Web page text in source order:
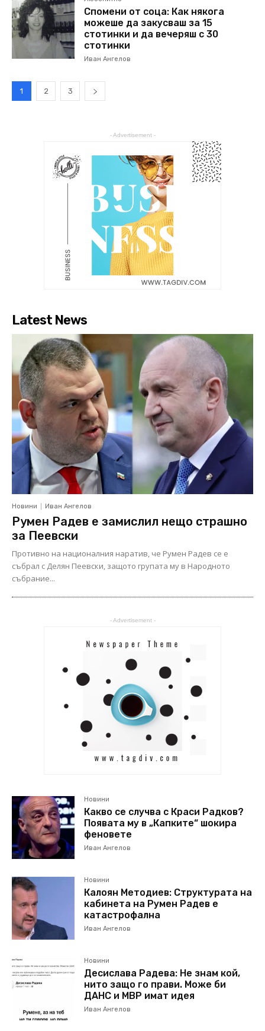
Спомени от соца: Как някога
можеше да закусваш за 15
стотинки и да вечеряш с 30
стотинки
Иван Ангелов
1 2 3
- Advertisement -
Latest News
Новини Иван Ангелов
Румен Радев е замислил нещо страшно
за Пеевски
Противно на националния наратив, че Румен Радев се е
събрал с Делян Пеевски, защото групата му в Народното
събрание...
- Advertisement -
Новини
Какво се случва с Краси Радков?
Появата му в „Капките“ шокира
феновете
Иван Ангелов
Новини
Калоян Методиев: Структурата на
кабинета на Румен Радев е
катастрофална
Иван Ангелов
Новини
Десислава Радева: Не знам кой,
нито защо го прави. Може би
ДАНС и МВР имат идея
Иван Ангелов